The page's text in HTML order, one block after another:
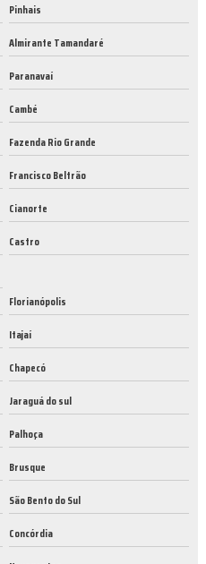
Pinhais
Almirante Tamandaré
Paranavaí
Cambé
Fazenda Rio Grande
Francisco Beltrão
Cianorte
Castro
Florianópolis
Itajaí
Chapecó
Jaraguá do sul
Palhoça
Brusque
São Bento do Sul
Concórdia